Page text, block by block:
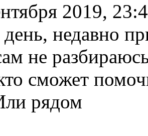
2019,
недавно
не
сможет
рядом